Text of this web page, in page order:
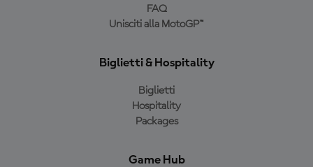
FAQ
Unisciti alla MotoGP™
Biglietti & Hospitality
Biglietti
Hospitality
Packages
Game Hub